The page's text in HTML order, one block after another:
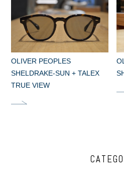
OLIVER PEOPLES
SHELDRAKE-SUN + TALEX
TRUE VIEW